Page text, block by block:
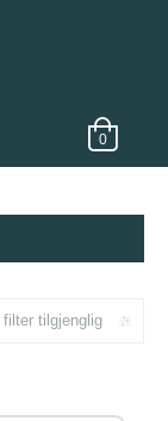
0
filter tilgjenglig